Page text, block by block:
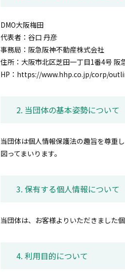
DMO大阪梅田
代表者：谷口 丹彦
事務局：阪急阪神不動産株式会社
住所：大阪市北区芝田一丁目1番4号 阪
HP： https://www.hhp.co.jp/corp/
2. 当団体の基本姿勢について
当団体は個人情報保護法の趣旨を尊重
図ってまいります。
3. 保有する個人情報について
当団体は、お客様よりいただきました
4. 利用目的について